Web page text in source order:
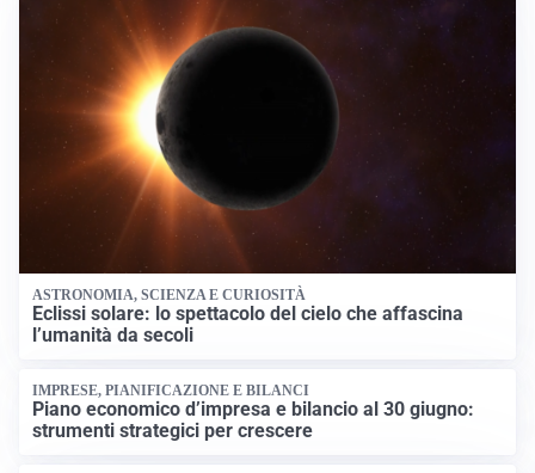
ASTRONOMIA, SCIENZA E CURIOSITÀ
Eclissi solare: lo spettacolo del cielo che affascina
l’umanità da secoli
IMPRESE, PIANIFICAZIONE E BILANCI
Piano economico d’impresa e bilancio al 30 giugno:
strumenti strategici per crescere